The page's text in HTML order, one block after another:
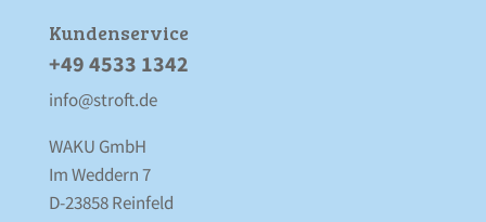
Kunden­service
+49 4533 1342
info@stroft.de
WAKU GmbH
Im Weddern 7
D-23858 Reinfeld